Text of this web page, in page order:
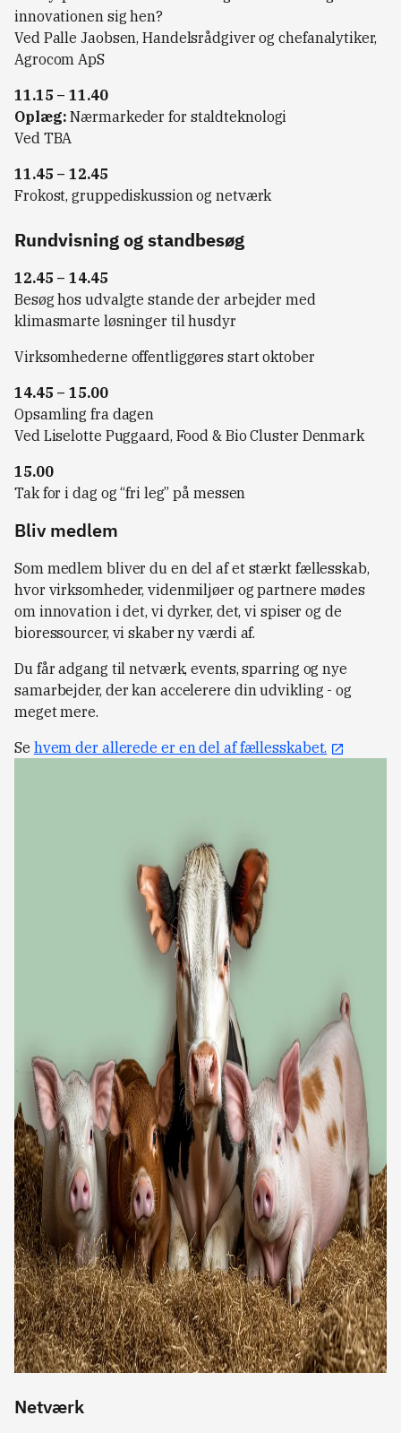
innovationen sig hen?
Ved Palle Jaobsen, Handelsrådgiver og chefanalytiker,
Agrocom ApS
11.15 – 11.40
Oplæg:Nærmarkeder for staldteknologi
Ved TBA
11.45 – 12.45
Frokost, gruppediskussion og netværk
Rundvisning og standbesøg
12.45 – 14.45
Besøg hos udvalgte stande der arbejder med
klimasmarte løsninger til husdyr
Virksomhederne offentliggøres start oktober
14.45 – 15.00
Opsamling fra dagen
Ved Liselotte Puggaard, Food & Bio Cluster Denmark
15.00
Tak for i dag og “fri leg” på messen
Bliv medlem
Som medlem bliver du en del af et stærkt fællesskab,
hvor virksomheder, videnmiljøer og partnere mødes
om innovation i det, vi dyrker, det, vi spiser og de
bioressourcer, vi skaber ny værdi af.
Du får adgang til netværk, events, sparring og nye
samarbejder, der kan accelerere din udvikling - og
meget mere.
Se hvem der allerede er en del af fællesskabet.
Netværk